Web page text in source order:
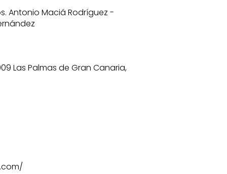
Antonio Maciá Rodríguez -
Las Palmas de Gran Canaria,